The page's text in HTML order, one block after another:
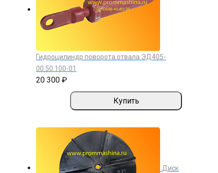
Гидроцилиндр поворота отвала ЭД405-
00.50.100-01
20 300 ₽
Купить
Диск